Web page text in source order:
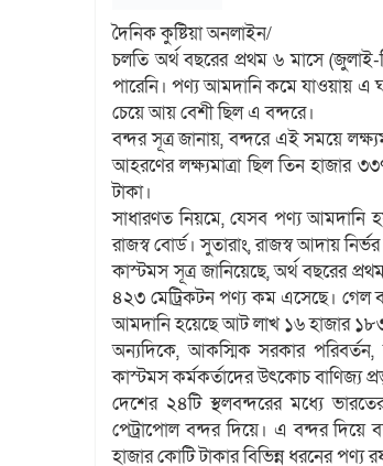
দৈনিক কুষ্টিয়া অনলাইন/
চলতি অর্থ বছরের প্রথম ৬ মাসে (জুলাই-
পারেনি। পণ্য আমদানি কমে যাওয়ায় এ
চেয়ে আয় বেশী ছিল এ বন্দরে।
বন্দর সূত্র জানায়, বন্দরে এই সময়ে
আহরণের লক্ষ্যমাত্রা ছিল তিন হাজার
টাকা।
সাধারণত নিয়মে, যেসব পণ্য আমদানি হয়
রাজস্ব বোর্ড। সুতারাং, রাজস্ব আদায়
কাস্টমস সূত্র জানিয়েছে, অর্থ বছরের
৪২৩ মেট্রিকটন পণ্য কম এসেছে। গেল
আমদানি হয়েছে আট লাখ ১৬ হাজার ১৮৩
অন্যদিকে, আকস্মিক সরকার পরিবর্তন,
কাস্টমস কর্মকর্তাদের উৎকোচ বাণিজ্য
দেশের ২৪টি স্থলবন্দরের মধ্যে
পেট্রাপোল বন্দর দিয়ে। এ বন্দর
হাজার কোটি টাকার বিভিন্ন ধরনের পণ্য